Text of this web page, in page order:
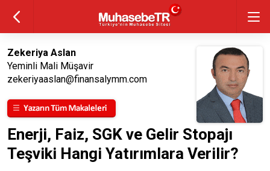
Zekeriya Aslan
Yeminli Mali Müşavir
zekeriyaaslan@finansalymm.com
Enerji, Faiz, SGK ve Gelir Stopajı
Teşviki Hangi Yatırımlara Verilir?